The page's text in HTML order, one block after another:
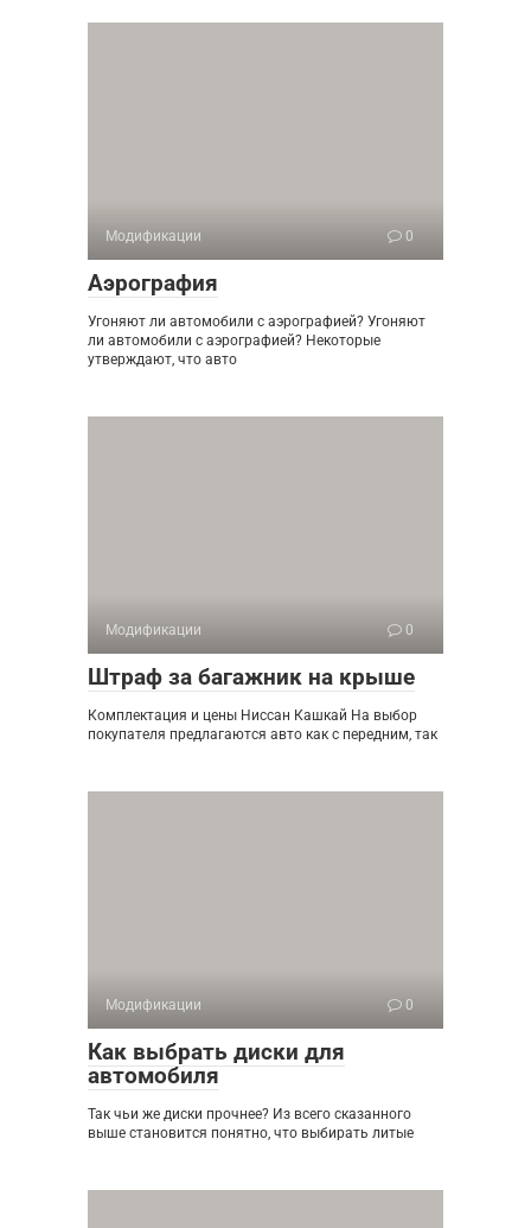
Модификации 0
Аэрография
Угоняют ли автомобили с аэрографией? Угоняют
ли автомобили с аэрографией? Некоторые
утверждают, что авто
Модификации 0
Штраф за багажник на крыше
Комплектация и цены Ниссан Кашкай На выбор
покупателя предлагаются авто как с передним, так
Модификации 0
Как выбрать диски для
автомобиля
Так чьи же диски прочнее? Из всего сказанного
выше становится понятно, что выбирать литые